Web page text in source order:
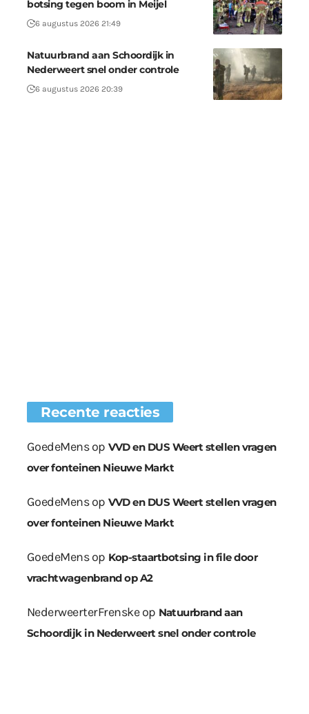
botsing tegen boom in Meijel
6 augustus 2026 21:49
Natuurbrand aan Schoordijk in
Nederweert snel onder controle
6 augustus 2026 20:39
Recente reacties
GoedeMensop VVD en DUS Weert stellen vragen
over fonteinen Nieuwe Markt
GoedeMensop VVD en DUS Weert stellen vragen
over fonteinen Nieuwe Markt
GoedeMensop Kop-staartbotsing in file door
vrachtwagenbrand op A2
NederweerterFrenskeop Natuurbrand aan
Schoordijk in Nederweert snel onder controle